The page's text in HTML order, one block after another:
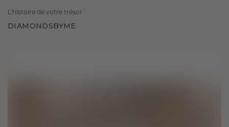
L'histoire de votre trésor
DIAMONDSBYME